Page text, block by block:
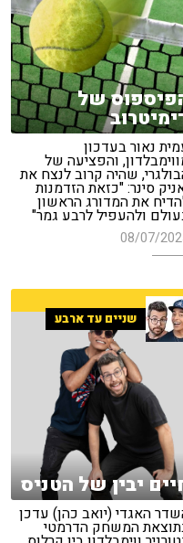
של
נאור בעדכון
והפציעה של
שהיה קרוב לנצח את
סינר: "כזאת הזדמנות
את המדורג הראשון
ולהעפיל לרבע גמר"
08/07/
שניים עד ארבע
יבין של הטניס
האגדי (יואב כהן) עדכן
המשחק הדרמטי